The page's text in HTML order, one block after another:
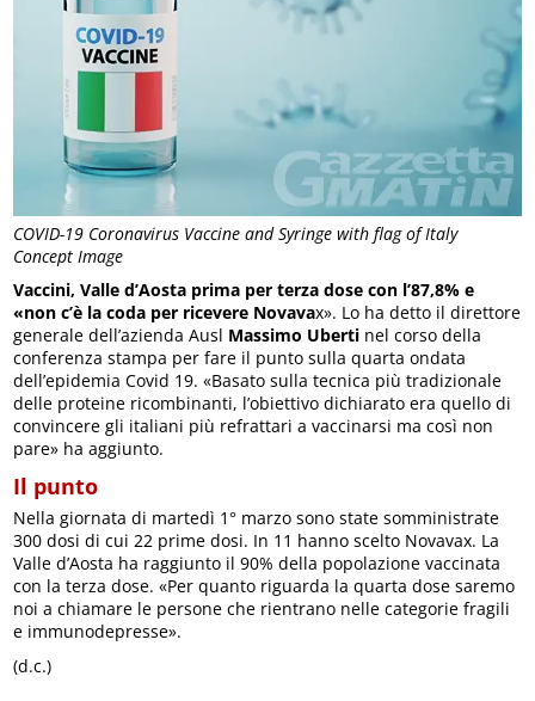
COVID-19 Coronavirus Vaccine and Syringe with flag of Italy
Concept Image
Vaccini, Valle d’Aosta prima per terza dose con l’87,8% e
«non c’è la coda per ricevere Novavax». Lo ha detto il direttore
generale dell’azienda Ausl Massimo Uberti nel corso della
conferenza stampa per fare il punto sulla quarta ondata
dell’epidemia Covid 19. «Basato sulla tecnica più tradizionale
delle proteine ricombinanti, l’obiettivo dichiarato era quello di
convincere gli italiani più refrattari a vaccinarsi ma così non
pare» ha aggiunto.
Il punto
Nella giornata di martedì 1° marzo sono state somministrate
300 dosi di cui 22 prime dosi. In 11 hanno scelto Novavax. La
Valle d’Aosta ha raggiunto il 90% della popolazione vaccinata
con la terza dose. «Per quanto riguarda la quarta dose saremo
noi a chiamare le persone che rientrano nelle categorie fragili
e immunodepresse».
(d.c.)